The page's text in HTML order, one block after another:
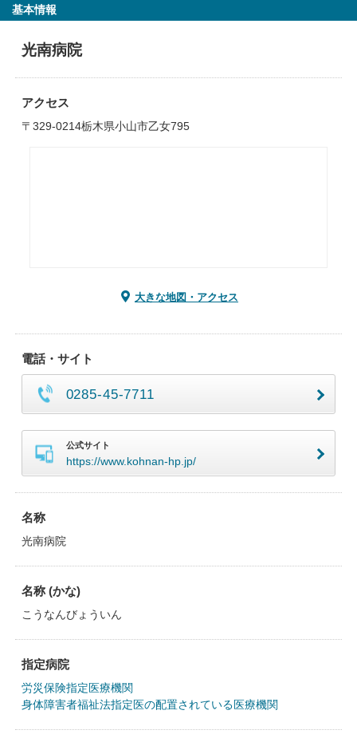
基本情報
光南病院
アクセス
〒329-0214栃木県小山市乙女795
大きな地図・アクセス
電話・サイト
0285-45-7711
公式サイト
https://www.kohnan-hp.jp/
名称
光南病院
名称 (かな)
こうなんびょういん
指定病院
労災保険指定医療機関
身体障害者福祉法指定医の配置されている医療機関